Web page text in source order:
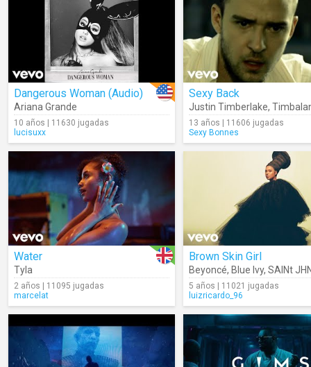
Dangerous Woman (Audio)
Ariana Grande
10 años | 11630 jugadas
lucisuxx
Sexy Back
Justin Timberlake,
13 años | 11606 jugadas
Sexy Bonnes
Water
Tyla
2 años | 11095 jugadas
marcelat
Brown Skin Girl
Beyoncé, Blue Ivy, SAINt
5 años | 11021 jugadas
luizricardo_96